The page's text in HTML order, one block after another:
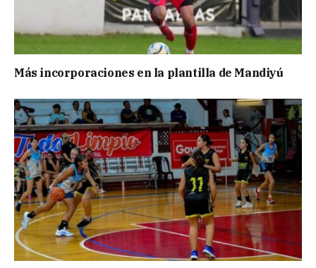
Más incorporaciones en la plantilla de Mandiyú